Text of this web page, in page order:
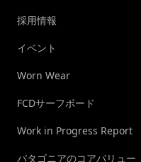
採用情報
イベント
Worn Wear
FCDサーフボード
Work in Progress Report
パタゴニアのコアバリュー